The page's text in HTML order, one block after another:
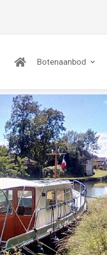
Botenaanbod